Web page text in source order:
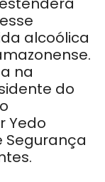
alcoólica
na
do
Yedo
Segurança